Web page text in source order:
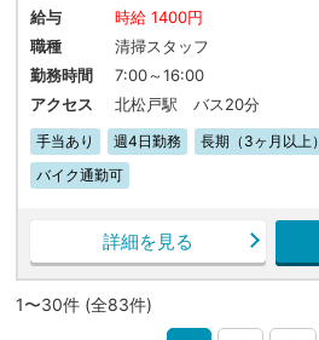
給与
時給 1400円
職種
清掃スタッフ
勤務時間
7:00～16:00
アクセス
北松戸駅 バス20分
手当あり 週4日勤務 長期（3ヶ月以上）
バイク通勤可
詳細を見る
1〜30件 (全83件)